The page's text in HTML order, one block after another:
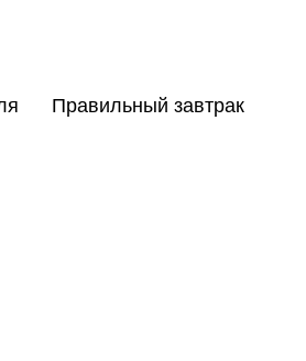
Правильный завтрак